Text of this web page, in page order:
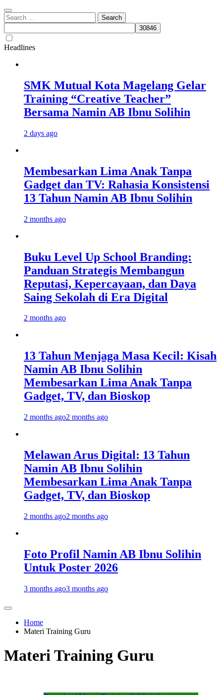
Search
for:
Headlines
SMK Mutual Kota Magelang Gelar
Training “Creative Teacher”
Bersama Namin AB Ibnu Solihin
2 days ago
Membesarkan Lima Anak Tanpa
Gadget dan TV: Rahasia Konsistensi
13 Tahun Namin AB Ibnu Solihin
2 months ago
Buku Level Up School Branding:
Panduan Strategis Membangun
Reputasi, Kepercayaan, dan Daya
Saing Sekolah di Era Digital
2 months ago
13 Tahun Menjaga Masa Kecil: Kisah
Namin AB Ibnu Solihin
Membesarkan Lima Anak Tanpa
Gadget, TV, dan Bioskop
2 months ago2 months ago
Melawan Arus Digital: 13 Tahun
Namin AB Ibnu Solihin
Membesarkan Lima Anak Tanpa
Gadget, TV, dan Bioskop
2 months ago2 months ago
Foto Profil Namin AB Ibnu Solihin
Untuk Poster 2026
3 months ago3 months ago
Home
Materi Training Guru
Materi Training Guru